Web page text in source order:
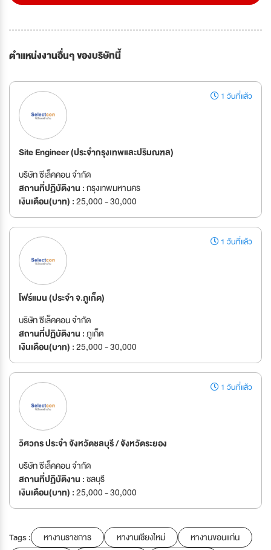
ตำแหน่งงานอื่นๆ ของบริษัทนี้
1 วันที่แล้ว
Site Engineer (ประจำกรุงเทพและปริมณฑล)
บริษัท ซีเล็คคอน จํากัด
สถานที่ปฏิบัติงาน :กรุงเทพมหานคร
เงินเดือน(บาท) :25,000 - 30,000
1 วันที่แล้ว
โฟร์แมน (ประจำ จ.ภูเก็ต)
บริษัท ซีเล็คคอน จํากัด
สถานที่ปฏิบัติงาน :ภูเก็ต
เงินเดือน(บาท) :25,000 - 30,000
1 วันที่แล้ว
วิศวกร ประจำ จังหวัดชลบุรี / จังหวัดระยอง
บริษัท ซีเล็คคอน จํากัด
สถานที่ปฏิบัติงาน :ชลบุรี
เงินเดือน(บาท) :25,000 - 30,000
Tags : หางานราชการ หางานเชียงใหม่
หางานขอนแก่น